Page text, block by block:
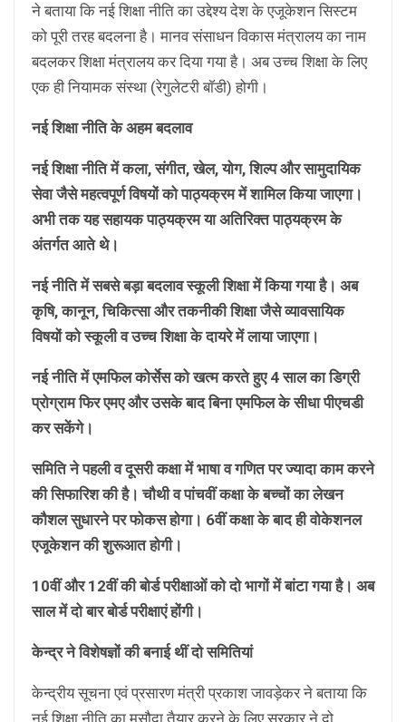
ने बताया कि नई शिक्षा नीति का उद्देश्य देश के एजूकेशन सिस्टम
को पूरी तरह बदलना है। मानव संसाधन विकास मंत्रालय का नाम
बदलकर शिक्षा मंत्रालय कर दिया गया है। अब उच्च शिक्षा के लिए
एक ही नियामक संस्था (रेगुलेटरी बाॅडी) होगी।
नई शिक्षा नीति के अहम बदलाव
नई शिक्षा नीति में कला, संगीत, खेल, योग, शिल्प और सामुदायिक
सेवा जैसे महत्वपूर्ण विषयों को पाठ्यक्रम में शामिल किया जाएगा।
अभी तक यह सहायक पाठ्यक्रम या अतिरिक्त पाठ्यक्रम के
अंतर्गत आते थे।
नई नीति में सबसे बड़ा बदलाव स्कूली शिक्षा में किया गया है। अब
कृषि, कानून, चिकित्सा और तकनीकी शिक्षा जैसे व्यावसायिक
विषयों को स्कूली व उच्च शिक्षा के दायरे में लाया जाएगा।
नई नीति में एमफिल कोर्सेस को खत्म करते हुए 4 साल का डिग्री
प्रोग्राम फिर एमए और उसके बाद बिना एमफिल के सीधा पीएचडी
कर सकेंगे।
समिति ने पहली व दूसरी कक्षा में भाषा व गणित पर ज्यादा काम करने
की सिफारिश की है। चौथी व पांचवीं कक्षा के बच्चों का लेखन
कौशल सुधारने पर फोकस होगा। 6वीं कक्षा के बाद ही वोकेशनल
एजूकेशन की शुरूआत होगी।
10वीं और 12वीं की बोर्ड परीक्षाओं को दो भागों में बांटा गया है। अब
साल में दो बार बोर्ड परीक्षाएं होंगी।
केन्द्र ने विशेषज्ञों की बनाई थीं दो समितियां
केन्द्रीय सूचना एवं प्रसारण मंत्री प्रकाश जावड़ेकर ने बताया कि
नई शिक्षा नीति का मसौदा तैयार करने के लिए सरकार ने दो